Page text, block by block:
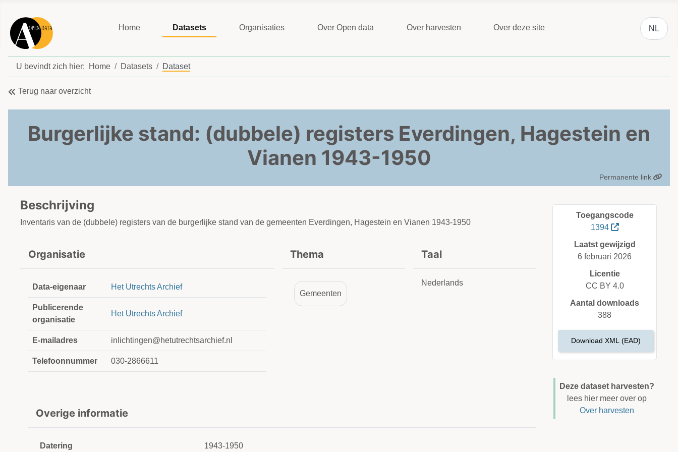
Home Datasets Organisaties Over Open data Over harvesten Over deze site
Selecteer
NL
U bevindt zich hier: Home Datasets Dataset
Terug naar overzicht
Burgerlijke stand: (dubbele) registers Everdingen, Hagestein en
Vianen 1943-1950
Permanente link
Beschrijving
Inventaris van de (dubbele) registers van de burgerlijke stand van de gemeenten Everdingen, Hagestein en Vianen 1943-1950
Organisatie
Data-eigenaar Het Utrechts Archief
Publicerende
organisatie
Het Utrechts Archief
E-mailadres inlichtingen@hetutrechtsarchief.nl
Telefoonnummer 030-2866611
Thema
Gemeenten
Taal
Nederlands
Overige informatie
Datering 1943-1950
Toegangscode
1394
Laatst gewijzigd
6 februari 2026
Licentie
CC BY 4.0
Aantal downloads
388
Download XML (EAD)
Deze dataset harvesten?
lees hier meer over op
Over harvesten